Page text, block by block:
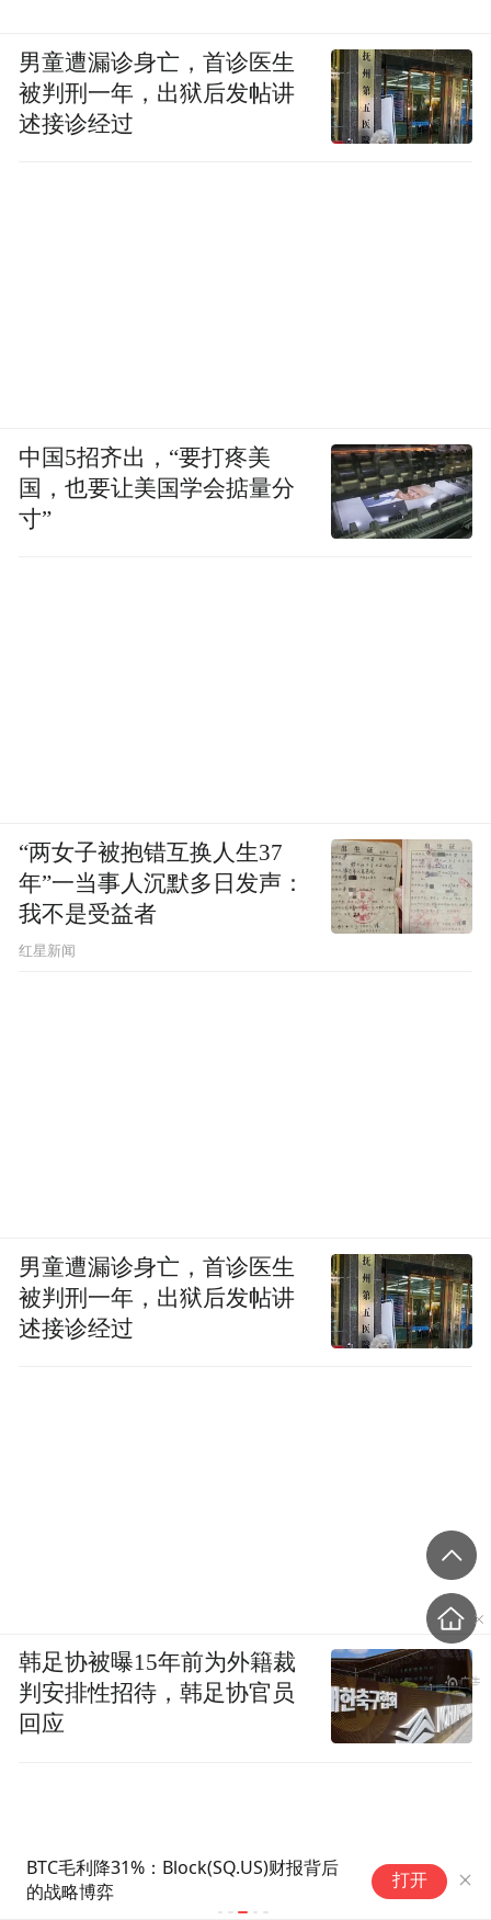
BTC毛利降31%：Block(SQ.US)财报背后
的战略博弈
打开
男童遭漏诊身亡，首诊医生
被判刑一年，出狱后发帖讲
述接诊经过
中国5招齐出，“要打疼美
国，也要让美国学会掂量分
寸”
“两女子被抱错互换人生37
年”一当事人沉默多日发声：
我不是受益者
红星新闻
男童遭漏诊身亡，首诊医生
被判刑一年，出狱后发帖讲
述接诊经过
韩足协被曝15年前为外籍裁
判安排性招待，韩足协官员
回应